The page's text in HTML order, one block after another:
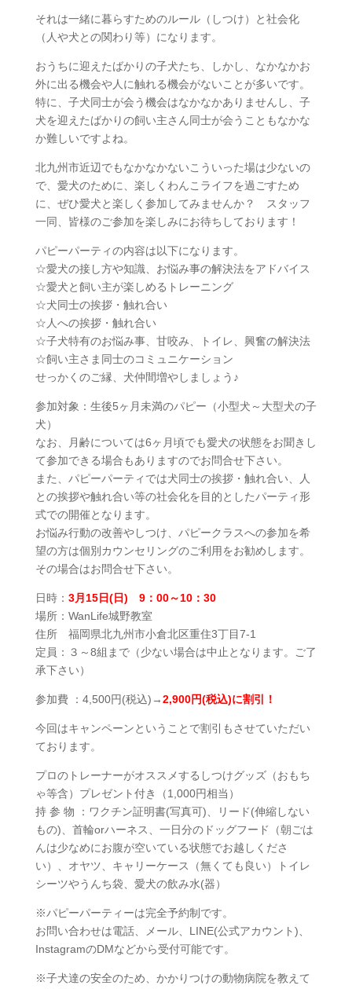
それは一緒に暮らすためのルール（しつけ）と社会化
（人や犬との関わり等）になります。
おうちに迎えたばかりの子犬たち、しかし、なかなかお
外に出る機会や人に触れる機会がないことが多いです。
特に、子犬同士が会う機会はなかなかありませんし、子
犬を迎えたばかりの飼い主さん同士が会うこともなかな
か難しいですよね。
北九州市近辺でもなかなかないこういった場は少ないの
で、愛犬のために、楽しくわんこライフを過ごすため
に、ぜひ愛犬と楽しく参加してみませんか？ スタッフ
一同、皆様のご参加を楽しみにお待ちしております！
パピーパーティの内容は以下になります。
☆愛犬の接し方や知識、お悩み事の解決法をアドバイス
☆愛犬と飼い主が楽しめるトレーニング
☆犬同士の挨拶・触れ合い
☆人への挨拶・触れ合い
☆子犬特有のお悩み事、甘咬み、トイレ、興奮の解決法
☆飼い主さま同士のコミュニケーション
せっかくのご縁、犬仲間増やしましょう♪
参加対象：生後5ヶ月未満のパピー（小型犬～大型犬の子
犬）
なお、月齢については6ヶ月頃でも愛犬の状態をお聞きし
て参加できる場合もありますのでお問合せ下さい。
また、パピーパーティでは犬同士の挨拶・触れ合い、人
との挨拶や触れ合い等の社会化を目的としたパーティ形
式での開催となります。
お悩み行動の改善やしつけ、パピークラスへの参加を希
望の方は個別カウンセリングのご利用をお勧めします。
その場合はお問合せ下さい。
日時： 3月15日(日) 9：00～10：30
場所：WanLife城野教室
住所 福岡県北九州市小倉北区重住3丁目7‐1
定員：３～8組まで（少ない場合は中止となります。ご了
承下さい）
参加費 ：4,500円(税込)→2,900円(税込)に割引！
今回はキャンペーンということで割引もさせていただい
ております。
プロのトレーナーがオススメするしつけグッズ（おもち
ゃ等含）プレゼント付き（1,000円相当）
持 参 物 ：ワクチン証明書(写真可)、リード(伸縮しない
もの)、首輪orハーネス、一日分のドッグフード（朝ごは
んは少なめにお腹が空いている状態でお越しくださ
い）、オヤツ、キャリーケース（無くても良い）トイレ
シーツやうんち袋、愛犬の飲み水(器）
※パピーパーティーは完全予約制です。
お問い合わせは電話、メール、LINE(公式アカウント)、
InstagramのDMなどから受付可能です。
※子犬達の安全のため、かかりつけの動物病院を教えて